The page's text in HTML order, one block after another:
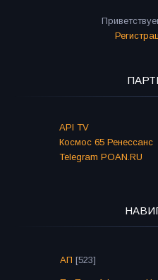
API TV
Космос 65 Ренессанс
Telegram POAN.RU
АП [523]